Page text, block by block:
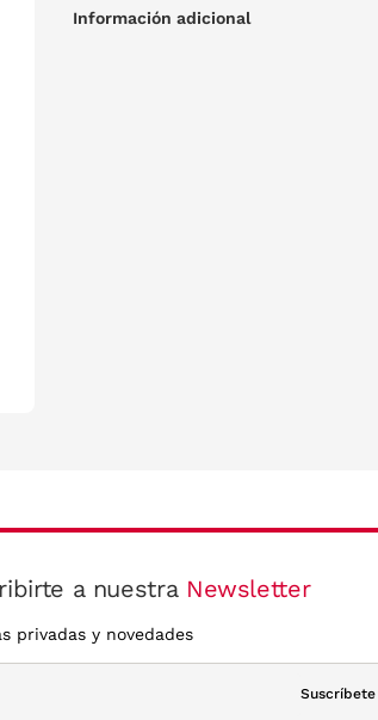
Información adicional
a nuestra Newsletter
privadas y novedades
Suscríbete